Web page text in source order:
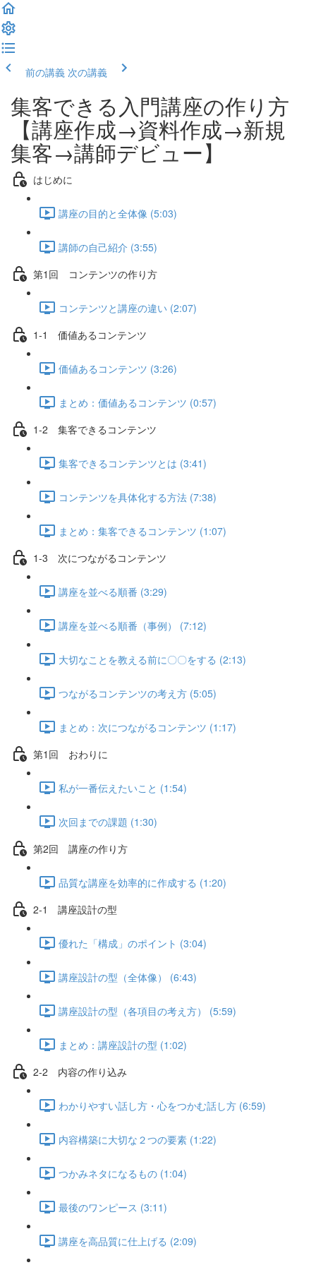
前の講義 次の講義
集客できる入門講座の作り方
【講座作成→資料作成→新規
集客→講師デビュー】
はじめに
講座の目的と全体像 (5:03)
講師の自己紹介 (3:55)
第1回 コンテンツの作り方
コンテンツと講座の違い (2:07)
1-1 価値あるコンテンツ
価値あるコンテンツ (3:26)
まとめ：価値あるコンテンツ (0:57)
1-2 集客できるコンテンツ
集客できるコンテンツとは (3:41)
コンテンツを具体化する方法 (7:38)
まとめ：集客できるコンテンツ (1:07)
1-3 次につながるコンテンツ
講座を並べる順番 (3:29)
講座を並べる順番（事例） (7:12)
大切なことを教える前に〇〇をする (2:13)
つながるコンテンツの考え方 (5:05)
まとめ：次につながるコンテンツ (1:17)
第1回 おわりに
私が一番伝えたいこと (1:54)
次回までの課題 (1:30)
第2回 講座の作り方
品質な講座を効率的に作成する (1:20)
2-1 講座設計の型
優れた「構成」のポイント (3:04)
講座設計の型（全体像） (6:43)
講座設計の型（各項目の考え方） (5:59)
まとめ：講座設計の型 (1:02)
2-2 内容の作り込み
わかりやすい話し方・心をつかむ話し方 (6:59)
内容構築に大切な２つの要素 (1:22)
つかみネタになるもの (1:04)
最後のワンピース (3:11)
講座を高品質に仕上げる (2:09)